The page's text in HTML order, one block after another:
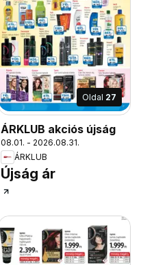
Oldal 27
ÁRKLUB akciós újság
08.01. - 2026.08.31.
ÁRKLUB
Újság ár